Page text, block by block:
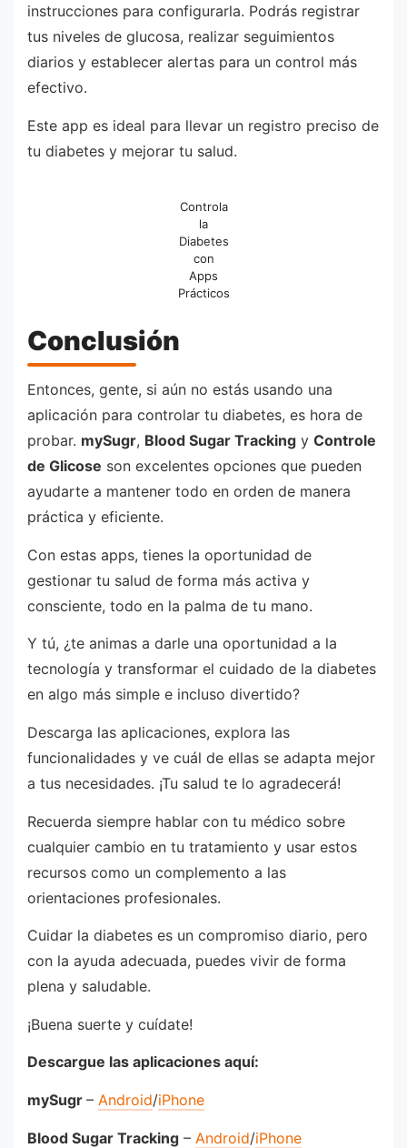
instrucciones para configurarla. Podrás registrar
tus niveles de glucosa, realizar seguimientos
diarios y establecer alertas para un control más
efectivo.
Este app es ideal para llevar un registro preciso de
tu diabetes y mejorar tu salud.
Controla
la
Diabetes
con
Apps
Prácticos
Conclusión
Entonces, gente, si aún no estás usando una
aplicación para controlar tu diabetes, es hora de
probar. mySugr, Blood Sugar Tracking y Controle
de Glicose son excelentes opciones que pueden
ayudarte a mantener todo en orden de manera
práctica y eficiente.
Con estas apps, tienes la oportunidad de
gestionar tu salud de forma más activa y
consciente, todo en la palma de tu mano.
Y tú, ¿te animas a darle una oportunidad a la
tecnología y transformar el cuidado de la diabetes
en algo más simple e incluso divertido?
Descarga las aplicaciones, explora las
funcionalidades y ve cuál de ellas se adapta mejor
a tus necesidades. ¡Tu salud te lo agradecerá!
Recuerda siempre hablar con tu médico sobre
cualquier cambio en tu tratamiento y usar estos
recursos como un complemento a las
orientaciones profesionales.
Cuidar la diabetes es un compromiso diario, pero
con la ayuda adecuada, puedes vivir de forma
plena y saludable.
¡Buena suerte y cuídate!
Descargue las aplicaciones aquí:
mySugr – Android/iPhone
Blood Sugar Tracking – Android/iPhone